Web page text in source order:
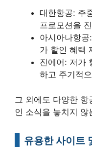
대한항공: 주
프로모션을
아시아나항
가 할인 혜택
진에어: 저가
하고 주기적
그 외에도 다양한
인 소식을 놓치지
유용한 사이트